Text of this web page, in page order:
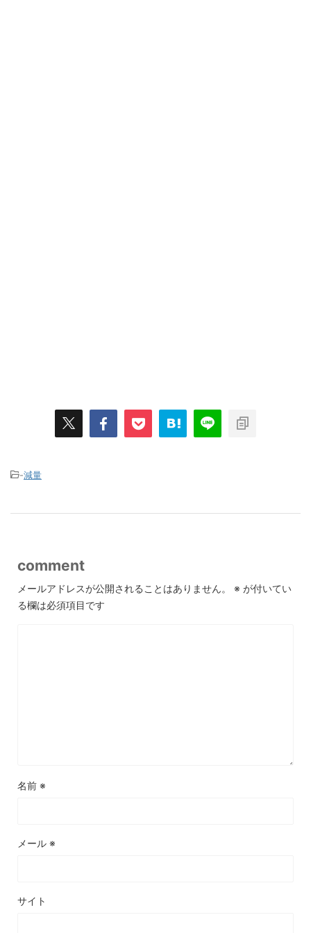
-減量
comment
メールアドレスが公開されることはありません。 ※ が付いてい
る欄は必須項目です
名前 ※
メール ※
サイト